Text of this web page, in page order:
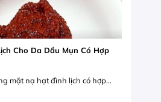
Cho Da Dầu Mụn Có Hợp
mặt nạ hạt đình lịch có hợp...